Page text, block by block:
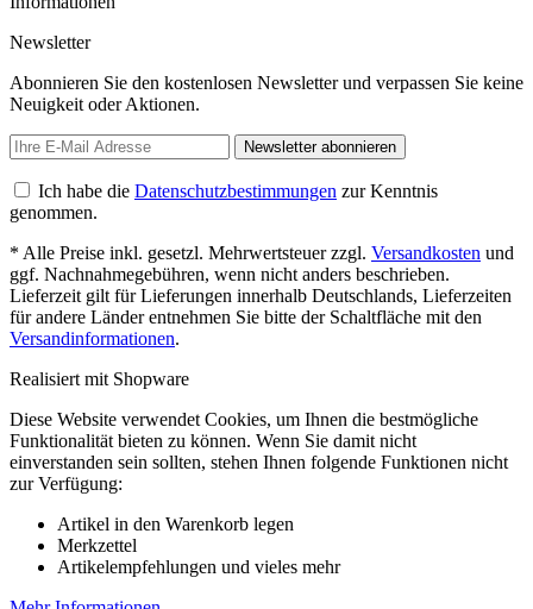
Newsletter
Abonnieren Sie den kostenlosen Newsletter und verpassen Sie keine
Neuigkeit oder Aktionen.
Newsletter abonnieren
Ich habe die Datenschutzbestimmungen zur Kenntnis
genommen.
* Alle Preise inkl. gesetzl. Mehrwertsteuer zzgl. Versandkosten und
ggf. Nachnahmegebühren, wenn nicht anders beschrieben.
Lieferzeit gilt für Lieferungen innerhalb Deutschlands, Lieferzeiten
für andere Länder entnehmen Sie bitte der Schaltfläche mit den
Versandinformationen.
Realisiert mit Shopware
Diese Website verwendet Cookies, um Ihnen die bestmögliche
Funktionalität bieten zu können. Wenn Sie damit nicht
einverstanden sein sollten, stehen Ihnen folgende Funktionen nicht
zur Verfügung:
Artikel in den Warenkorb legen
Merkzettel
Artikelempfehlungen und vieles mehr